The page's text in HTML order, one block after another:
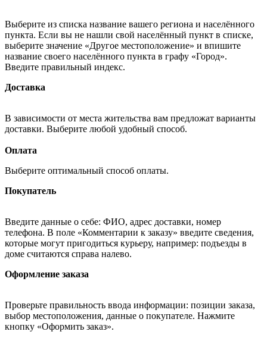
Выберите из списка название вашего региона и населённого
пункта. Если вы не нашли свой населённый пункт в списке,
выберите значение «Другое местоположение» и впишите
название своего населённого пункта в графу «Город».
Введите правильный индекс.
Доставка
В зависимости от места жительства вам предложат варианты
доставки. Выберите любой удобный способ.
Оплата
Выберите оптимальный способ оплаты.
Покупатель
Введите данные о себе: ФИО, адрес доставки, номер
телефона. В поле «Комментарии к заказу» введите сведения,
которые могут пригодиться курьеру, например: подъезды в
доме считаются справа налево.
Оформление заказа
Проверьте правильность ввода информации: позиции заказа,
выбор местоположения, данные о покупателе. Нажмите
кнопку «Оформить заказ».